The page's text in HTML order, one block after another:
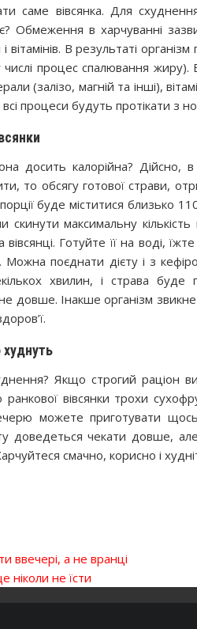
саме вівсянка. Для
Обмеження в харчуванні
В результаті
процес спалювання жиру).
(залізо, магній та інші),
всі процеси будуть протікати з
досить калорійна? Дійсно, в
то обсягу готової страви,
буде міститися близько
максимальну
Готуйте її на воді, їжте
поєднати дієту і з
хвилин, і страва
довше. Інакше організм
Якщо строгий раціон
вівсянки трохи
можете приготувати
доведеться чекати довше,
смачно, корисно і
ввечері, а не вранці
ніколи не їсти